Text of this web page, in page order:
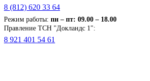
8 (812) 620 33 64
Режим работы: пн – пт: 09.00 – 18.00
Правление ТСН "Докландс 1":
8 921 401 54 61